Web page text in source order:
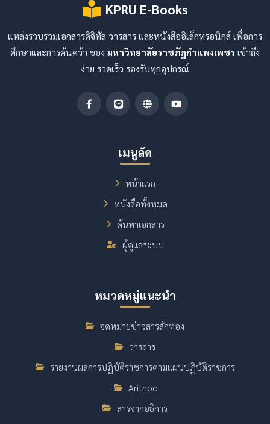
KPRU E-Books
แหล่งรวบรวมเอกสารดิจิทัล วารสาร และหนังสืออิเล็กทรอนิกส์ เพื่อการ
ศึกษาและการค้นคว้า ของ มหาวิทยาลัยราชภัฏกำแพงเพชร เข้าถึง
ง่าย รวดเร็ว รองรับทุกอุปกรณ์
เมนูลัด
หน้าแรก
หนังสือทั้งหมด
ค้นหาเอกสาร
ผู้ดูแลระบบ
หมวดหมู่แนะนำ
จดหมายข่าวสารสักทอง
วารสาร
รายงานผลการปฏิบัติราชการตามแผนปฏิบัติราชการ
Aritnoc
สารจากอธิการ